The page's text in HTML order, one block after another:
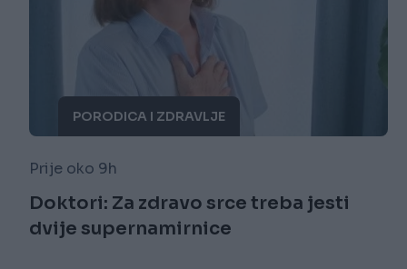
PORODICA I ZDRAVLJE
Prije oko 9h
Doktori: Za zdravo srce treba jesti
dvije supernamirnice